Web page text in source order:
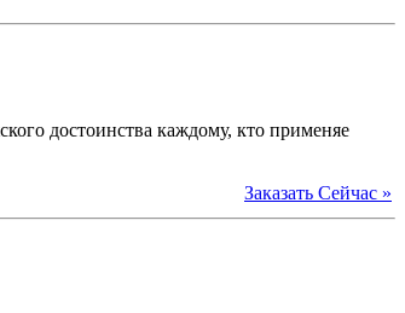
достоинства каждому, кто применяе
Заказать Сейчас »